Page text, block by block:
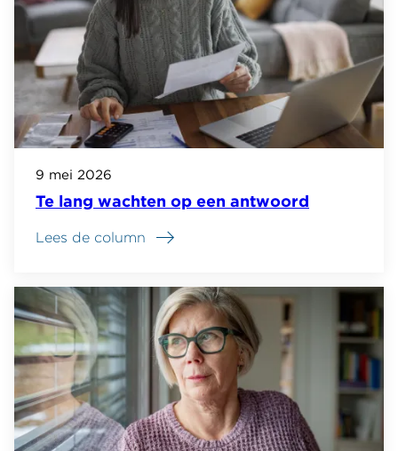
Te lang wachten op een antwoord
9 mei 2026
Lees de column